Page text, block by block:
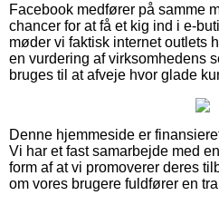
Facebook medfører på samme
chancer for at få et kig ind i e-
møder vi faktisk internet outlets
en vurdering af virksomhedens
bruges til at afveje hvor glade
Denne hjemmeside er
Vi har et fast samarbejde med
form af at vi promoverer deres
om vores brugere fuldfører en